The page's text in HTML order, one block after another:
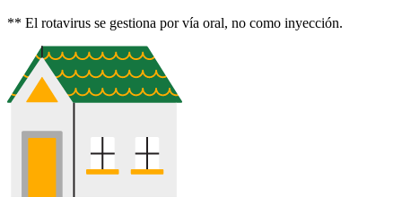
** El rotavirus se gestiona por vía oral, no como inyección.